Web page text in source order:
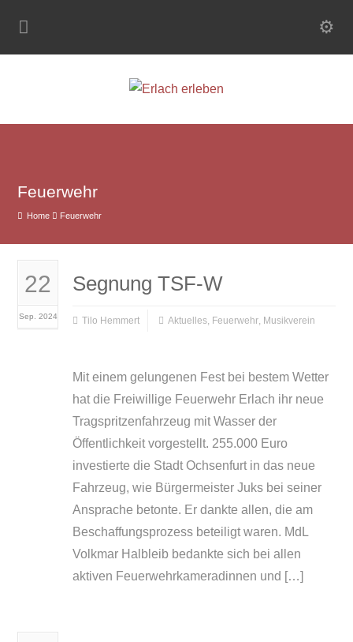
Feuerwehr
Home Feuerwehr
22
Sep. 2024
Segnung TSF-W
Tilo Hemmert Aktuelles, Feuerwehr, Musikverein
Mit einem gelungenen Fest bei bestem Wetter
hat die Freiwillige Feuerwehr Erlach ihr neue
Tragspritzenfahrzeug mit Wasser der
Öffentlichkeit vorgestellt. 255.000 Euro
investierte die Stadt Ochsenfurt in das neue
Fahrzeug, wie Bürgermeister Juks bei seiner
Ansprache betonte. Er dankte allen, die am
Beschaffungsprozess beteiligt waren. MdL
Volkmar Halbleib bedankte sich bei allen
aktiven Feuerwehrkameradinnen und […]